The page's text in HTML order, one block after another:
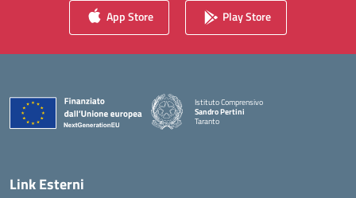
App Store Play Store
Istituto Comprensivo
Sandro Pertini
Taranto
Link Esterni